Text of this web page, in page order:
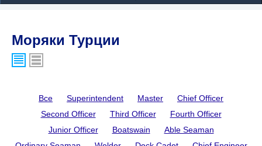
Моряки Турции
Все Superintendent Master
Chief Officer
Second Officer
Third Officer
Fourth Officer
Junior Officer
Boatswain
Able Seaman